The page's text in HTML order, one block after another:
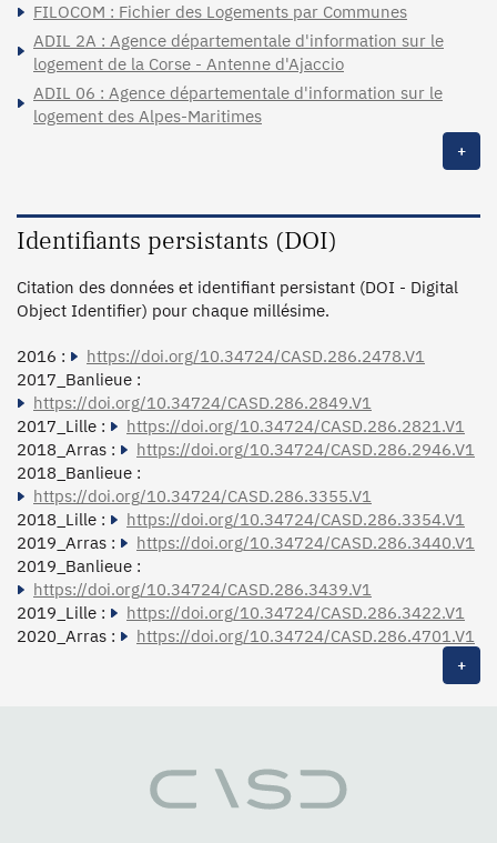
FILOCOM : Fichier des Logements par Communes
ADIL 2A : Agence départementale d'information sur le
logement de la Corse - Antenne d'Ajaccio
ADIL 06 : Agence départementale d'information sur le
logement des Alpes-Maritimes
+
Identifiants persistants (DOI)
Citation des données et identifiant persistant (DOI - Digital
Object Identifier) pour chaque millésime.
2016 :
https://doi.org/10.34724/CASD.286.2478.V1
2017_Banlieue :
https://doi.org/10.34724/CASD.286.2849.V1
2017_Lille :
https://doi.org/10.34724/CASD.286.2821.V1
2018_Arras :
https://doi.org/10.34724/CASD.286.2946.V1
2018_Banlieue :
https://doi.org/10.34724/CASD.286.3355.V1
2018_Lille :
https://doi.org/10.34724/CASD.286.3354.V1
2019_Arras :
https://doi.org/10.34724/CASD.286.3440.V1
2019_Banlieue :
https://doi.org/10.34724/CASD.286.3439.V1
2019_Lille :
https://doi.org/10.34724/CASD.286.3422.V1
2020_Arras :
https://doi.org/10.34724/CASD.286.4701.V1
+